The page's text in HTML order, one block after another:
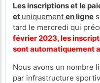
Les inscriptions et le
et uniquement en ligne
tard le mercredi qui
février 2023, les
sont automatiquement
Nous avons un nombre
par infrastructure